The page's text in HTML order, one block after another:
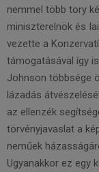
nemmel több tory
miniszterelnök és
vezette a
támogatásával így
Johnson többsége
lázadás
az ellenzék
törvényjavaslat a
neműek
Ugyanakkor ez egy